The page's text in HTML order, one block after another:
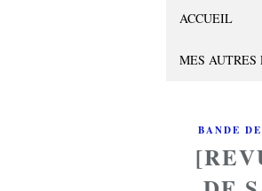
ACCUEIL
MES AUTRES
BANDE